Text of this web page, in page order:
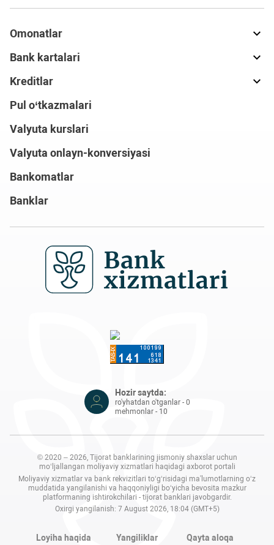
Omonatlar
Bank kartalari
Kreditlar
Pul o‘tkazmalari
Valyuta kurslari
Valyuta onlayn-konversiyasi
Bankomatlar
Banklar
Hozir saytda:
ro'yhatdan o'tganlar - 0
mehmonlar - 10
© 2020 – 2026, Tijorat banklarining jismoniy shaxslar uchun
mo‘ljallangan moliyaviy xizmatlari haqidagi axborot portali
Moliyaviy xizmatlar va bank rekvizitlari to‘g‘risidagi ma'lumotlarning o‘z
muddatida yangilanishi va haqqoniyligi bo‘yicha bevosita mazkur
platformaning ishtirokchilari - tijorat banklari javobgardir.
Oxirgi yangilanish: 7 August 2026, 18:04 (GMT+5)
Loyiha haqida Yangiliklar Qayta aloqa